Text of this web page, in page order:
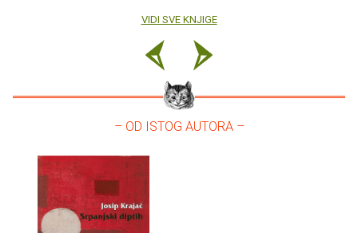
VIDI SVE KNJIGE
– OD ISTOG AUTORA –